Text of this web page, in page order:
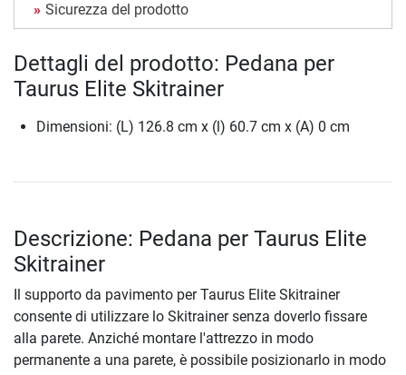
Sicurezza del prodotto
Dettagli del prodotto: Pedana per
Taurus Elite Skitrainer
Dimensioni: (L) 126.8 cm x (l) 60.7 cm x (A) 0 cm
Descrizione: Pedana per Taurus Elite
Skitrainer
Il supporto da pavimento per Taurus Elite Skitrainer
consente di utilizzare lo Skitrainer senza doverlo fissare
alla parete. Anziché montare l'attrezzo in modo
permanente a una parete, è possibile posizionarlo in modo